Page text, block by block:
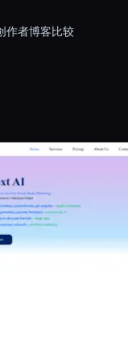
作者博客 比较